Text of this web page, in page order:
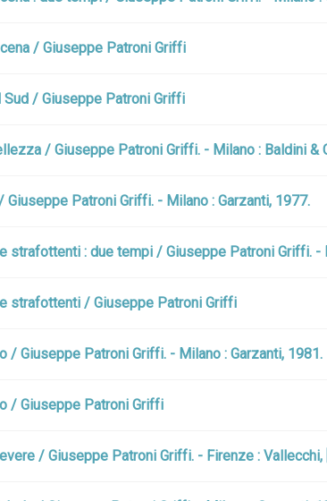
/ Giuseppe Patroni Griffi
Sud / Giuseppe Patroni Griffi
/ Giuseppe Patroni Griffi. - Milano : Baldini &
Giuseppe Patroni Griffi. - Milano : Garzanti, 1977.
strafottenti : due tempi / Giuseppe Patroni Griffi. -
strafottenti / Giuseppe Patroni Griffi
/ Giuseppe Patroni Griffi. - Milano : Garzanti, 1981.
/ Giuseppe Patroni Griffi
/ Giuseppe Patroni Griffi. - Firenze : Vallecchi,